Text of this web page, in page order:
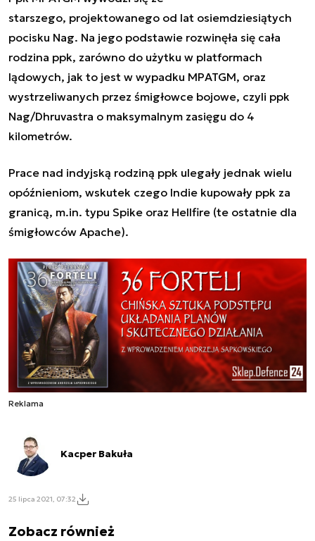
starszego, projektowanego od lat osiemdziesiątych
pocisku Nag. Na jego podstawie rozwinęła się cała
rodzina ppk, zarówno do użytku w platformach
lądowych, jak to jest w wypadku MPATGM, oraz
wystrzeliwanych przez śmigłowce bojowe, czyli ppk
Nag/Dhruvastra o maksymalnym zasięgu do 4
kilometrów.
Prace nad indyjską rodziną ppk ulegały jednak wielu
opóźnieniom, wskutek czego Indie kupowały ppk za
granicą, m.in. typu Spike oraz Hellfire (te ostatnie dla
śmigłowców Apache).
Reklama
Kacper Bakuła
25 lipca 2021, 07:32
Zobacz również